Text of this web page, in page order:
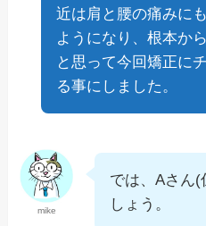
近は肩と腰の痛みに
ようになり、根本か
と思って今回矯正に
る事にしました。
mike
では、Aさん(
しょう。